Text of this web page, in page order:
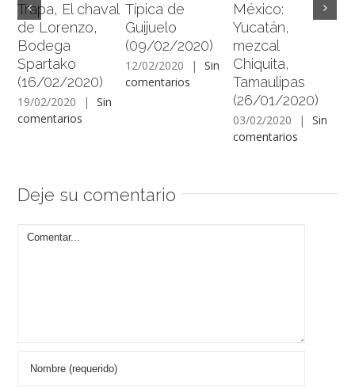
Trapa, El chaval
de Lorenzo,
Bodega
Spartako
(16/02/2020)
19/02/2020 |
Sin
comentarios
Típica de
Guijuelo
(09/02/2020)
12/02/2020 |
Sin
comentarios
México:
Yucatán,
mezcal
Chiquita,
Tamaulipas
(26/01/2020)
03/02/2020 |
Sin
comentarios
Deje su comentario
Comment